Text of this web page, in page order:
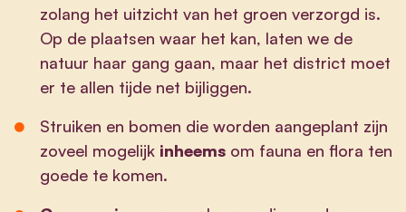
zolang het uitzicht van het groen verzorgd is.
Op de plaatsen waar het kan, laten we de
natuur haar gang gaan, maar het district moet
er te allen tijde net bijliggen.
Struiken en bomen die worden aangeplant zijn
zoveel mogelijk inheemsom fauna en flora ten
goede te komen.